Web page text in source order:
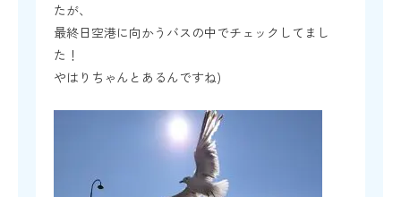
たが、
最終日空港に向かうバスの中でチェックしてまし
た！
やはりちゃんとあるんですね)